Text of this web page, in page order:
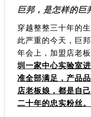
巨邦，是怎样的巨
穿越整整三十年的
此严重的今天，巨
年会上，加盟店老
圳一家中心实验室
准全部满足，产品
店老板娘，都是自
二十年的忠实粉丝。